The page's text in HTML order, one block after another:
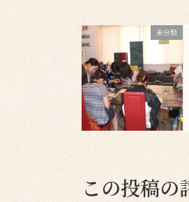
未分類
この投稿の